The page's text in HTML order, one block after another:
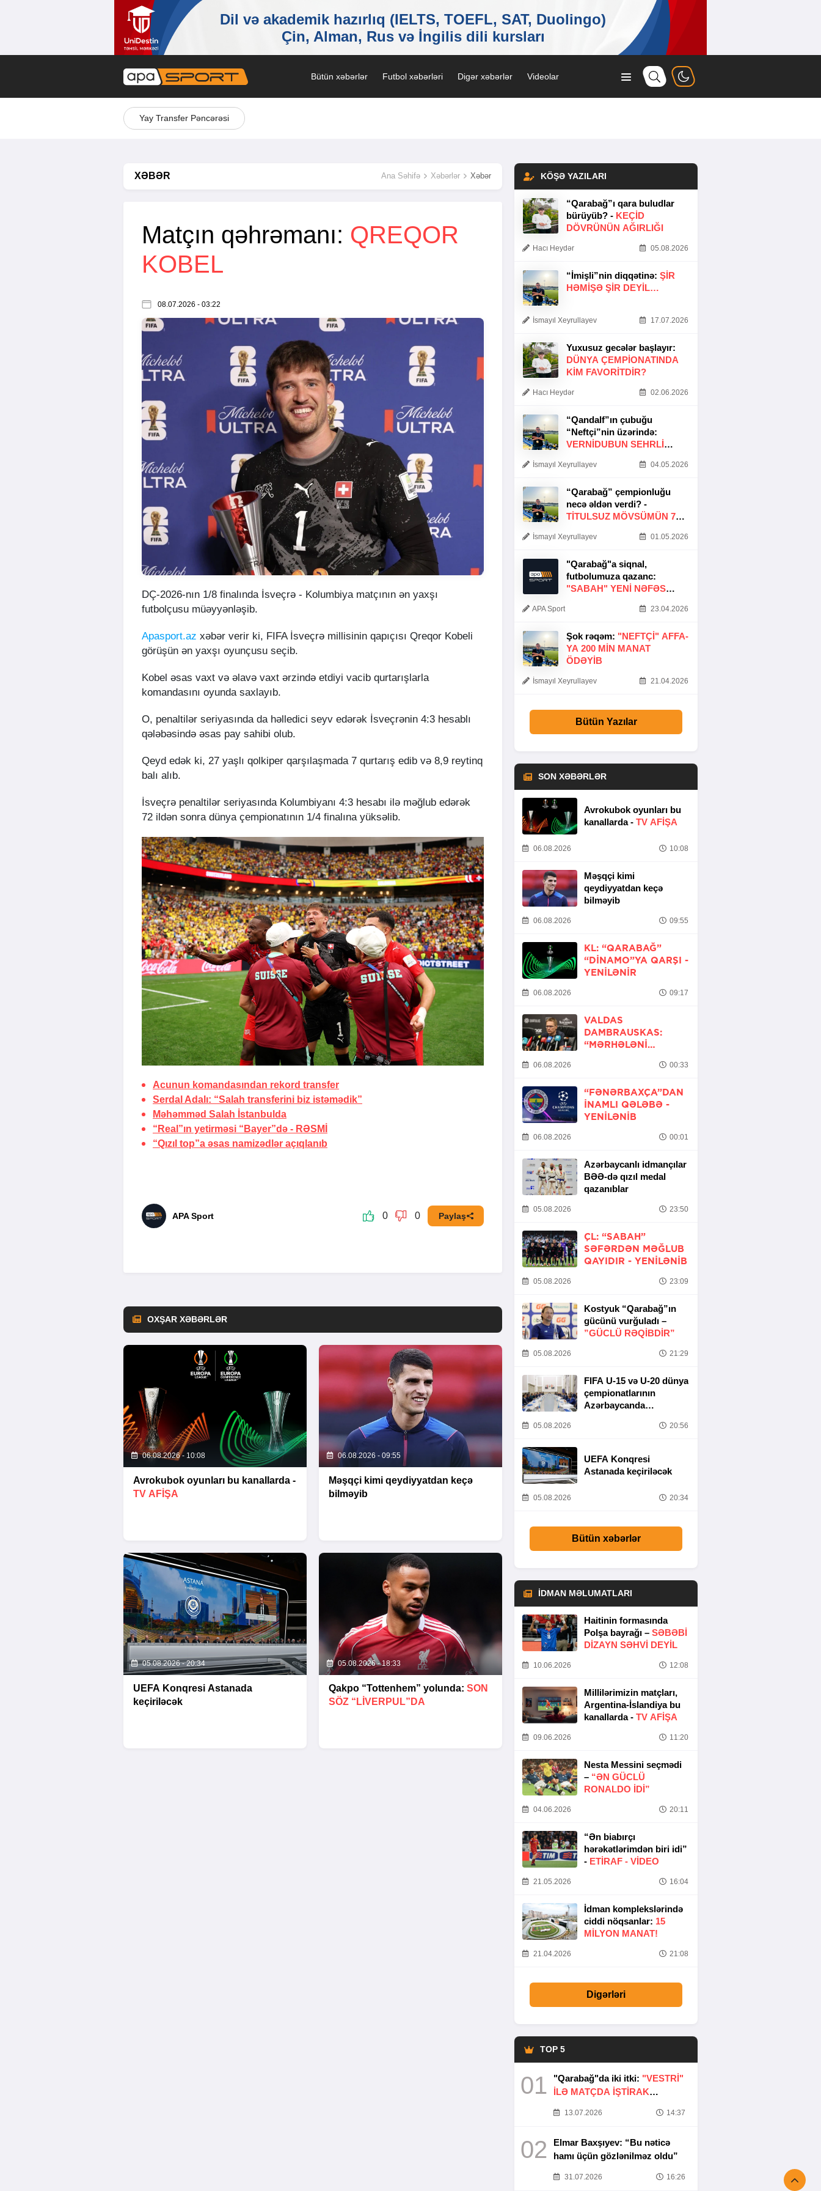
Bütün xəbərlər Futbol xəbərləri Digər xəbərlər Videolar
Yay Transfer Pəncərəsi
XƏBƏR Ana Səhifə Xəbərlər Xəbər
Matçın qəhrəmanı: QREQOR
KOBEL
08.07.2026 - 03:22
DÇ-2026-nın 1/8 finalında İsveçrə - Kolumbiya matçının ən yaxşı
futbolçusu müəyyənləşib.
Apasport.az xəbər verir ki, FIFA İsveçrə millisinin qapıçısı Qreqor Kobeli
görüşün ən yaxşı oyunçusu seçib.
Kobel əsas vaxt və əlavə vaxt ərzində etdiyi vacib qurtarışlarla
komandasını oyunda saxlayıb.
O, penaltilər seriyasında da həlledici seyv edərək İsveçrənin 4:3 hesablı
qələbəsində əsas pay sahibi olub.
Qeyd edək ki, 27 yaşlı qolkiper qarşılaşmada 7 qurtarış edib və 8,9 reytinq
balı alıb.
İsveçrə penaltilər seriyasında Kolumbiyanı 4:3 hesabı ilə məğlub edərək
72 ildən sonra dünya çempionatının 1/4 finalına yüksəlib.
Acunun komandasından rekord transfer
Serdal Adalı: “Salah transferini biz istəmədik”
Məhəmməd Salah İstanbulda
“Real”ın yetirməsi “Bayer”də - RƏSMİ
“Qızıl top”a əsas namizədlər açıqlanıb
APA Sport 0 0 Paylaş
OXŞAR XƏBƏRLƏR
06.08.2026 - 10:08
Avrokubok oyunları bu kanallarda -
TV AFİŞA
06.08.2026 - 09:55
Məşqçi kimi qeydiyyatdan keçə
bilməyib
05.08.2026 - 20:34
UEFA Konqresi Astanada
keçiriləcək
05.08.2026 - 18:33
Qakpo “Tottenhem” yolunda: SON
SÖZ “LIVERPUL”DA
KÖŞƏ YAZILARI
“Qarabağ”ı qara buludlar
bürüyüb? - KEÇID
DÖVRÜNÜN AĞIRLIĞI
Hacı Heydər 05.08.2026
“İmişli”nin diqqətinə: ŞIR
HƏMIŞƏ ŞIR DEYIL…
İsmayıl Xeyrullayev 17.07.2026
Yuxusuz gecələr başlayır:
DÜNYA ÇEMPIONATINDA
KIM FAVORITDIR?
Hacı Heydər 02.06.2026
“Qandalf”ın çubuğu
“Neftçi”nin üzərində:
VERNİDUBUN SEHRLİ
İsmayıl Xeyrullayev 04.05.2026
“Qarabağ” çempionluğu
necə əldən verdi? -
TITULSUZ MÖVSÜMÜN 7
İsmayıl Xeyrullayev 01.05.2026
"Qarabağ"a siqnal,
futbolumuza qazanc:
"SABAH" YENI NƏFƏS
APA Sport 23.04.2026
Şok rəqəm: "NEFTÇI" AFFA-
YA 200 MIN MANAT
ÖDƏYIB
İsmayıl Xeyrullayev 21.04.2026
Bütün Yazılar
SON XƏBƏRLƏR
Avrokubok oyunları bu
kanallarda - TV AFİŞA
06.08.2026 10:08
Məşqçi kimi
qeydiyyatdan keçə
bilməyib
06.08.2026 09:55
KL: “QARABAĞ”
“DINAMO”YA QARŞI -
YENİLƏNİR
06.08.2026 09:17
VALDAS
DAMBRAUSKAS:
“MƏRHƏLƏNI
06.08.2026 00:33
“FƏNƏRBAXÇA”DAN
INAMLI QƏLƏBƏ -
YENİLƏNİB
06.08.2026 00:01
Azərbaycanlı idmançılar
BƏƏ-də qızıl medal
qazanıblar
05.08.2026 23:50
ÇL: “SABAH”
SƏFƏRDƏN MƏĞLUB
QAYIDIR - YENİLƏNİB
05.08.2026 23:09
Kostyuk “Qarabağ”ın
gücünü vurğuladı –
”GÜCLÜ RƏQİBDİR”
05.08.2026 21:29
FIFA U-15 və U-20 dünya
çempionatlarının
Azərbaycanda
Təşkilat Komitəsinin
05.08.2026 20:56
UEFA Konqresi
Astanada keçiriləcək
05.08.2026 20:34
Bütün xəbərlər
İDMAN MƏLUMATLARI
Haitinin formasında
Polşa bayrağı – SƏBƏBI
DIZAYN SƏHVI DEYIL
10.06.2026 12:08
Millilərimizin matçları,
Argentina-İslandiya bu
kanallarda - TV AFİŞA
09.06.2026 11:20
Nesta Messini seçmədi
– “ƏN GÜCLÜ
RONALDO IDI”
04.06.2026 20:11
“Ən biabırçı
hərəkətlərimdən biri idi”
- ETIRAF - VİDEO
21.05.2026 16:04
İdman komplekslərində
ciddi nöqsanlar: 15
MILYON MANAT!
21.04.2026 21:08
Digərləri
TOP 5
01 "Qarabağ"da iki itki: "VESTRİ"
İLƏ MATÇDA İŞTİRAK
13.07.2026 14:37
02
Elmar Baxşıyev: “Bu nəticə
hamı üçün gözlənilməz oldu”
31.07.2026 16:26